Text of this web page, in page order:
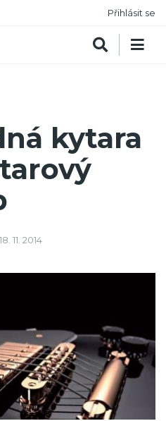
Přihlásit se
kytara
18. 11. 2014